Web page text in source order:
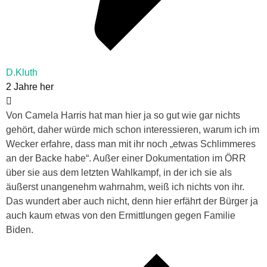
D.Kluth
2 Jahre her
Von Camela Harris hat man hier ja so gutwie gar nichts
gehört, daher würde mich schon interessieren, warum ich im
Wecker erfahre, dass man mit ihr noch „etwas Schlimmeres
an der Backe habe“. Außer einer Dokumentation im ÖRR
über sie aus dem letzten Wahlkampf, in der ich sie als
äußerst unangenehm wahrnahm, weiß ich nichts von ihr.
Das wundert aber auch nicht, denn hier erfährt der Bürger ja
auch kaum etwas von den Ermittlungen gegen Familie
Biden.